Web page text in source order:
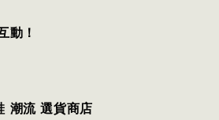
動！
潮流 選貨商店